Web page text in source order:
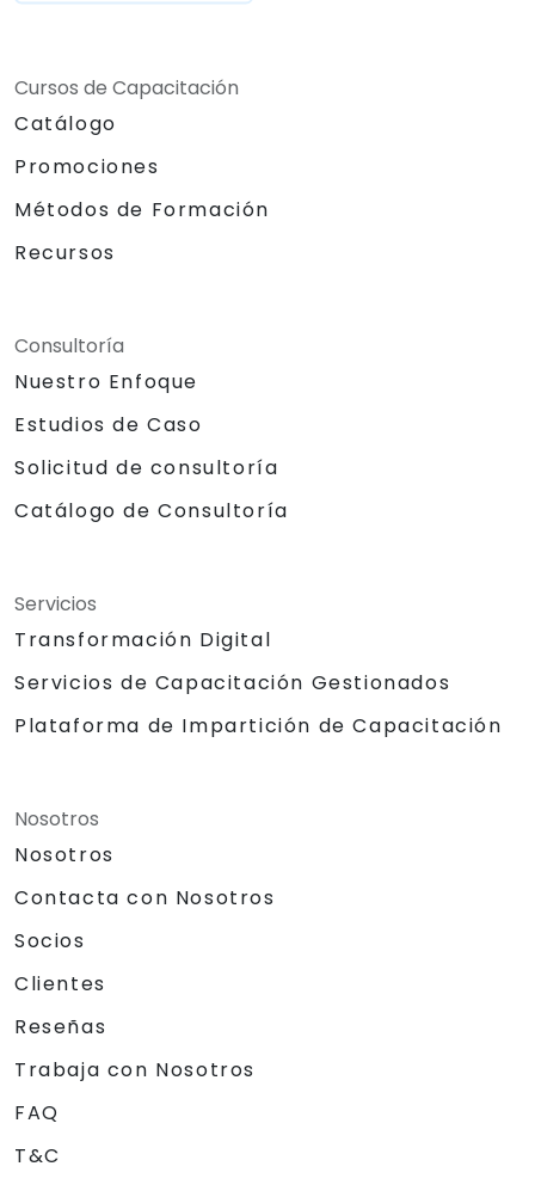
Cursos de Capacitación
Catálogo
Promociones
Métodos de Formación
Recursos
Consultoría
Nuestro Enfoque
Estudios de Caso
Solicitud de consultoría
Catálogo de Consultoría
Servicios
Transformación Digital
Servicios de Capacitación Gestionados
Plataforma de Impartición de Capacitación
Nosotros
Nosotros
Contacta con Nosotros
Socios
Clientes
Reseñas
Trabaja con Nosotros
FAQ
T&C